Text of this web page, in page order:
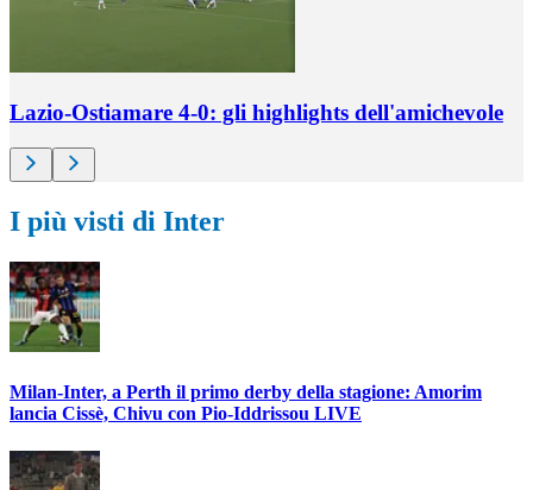
Lazio-Ostiamare 4-0: gli highlights dell'amichevole
I più visti di Inter
Milan-Inter, a Perth il primo derby della stagione: Amorim
lancia Cissè, Chivu con Pio-Iddrissou LIVE